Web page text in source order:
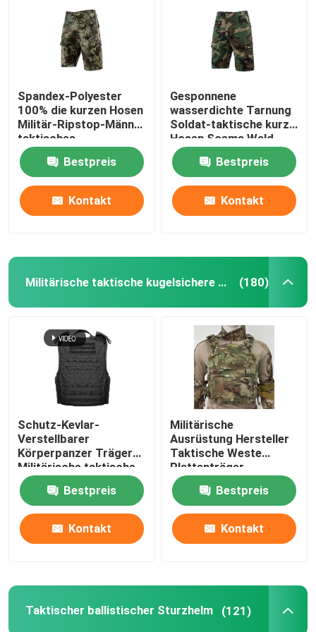
Videos
Über uns
Werksbesichtigung
Qualitätskontrolle
Neuigkeiten
Bitte um ein Angebot
Spandex-Polyester
100% die kurzen Hosen
Militär-Ripstop-Männer
taktisches
Bestpreis
Kontakt
Gesponnene
wasserdichte Tarnung
Soldat-taktische kurze
Hosen Soems Wald
Bestpreis
Kontakt
Militärische taktische kugelsichere Weste (180)
Schutz-Kevlar-
Verstellbarer
Körperpanzer Träger
Militärische taktische
kugelsichere Weste mit
NIJ IIIA Bestpreis
Kontakt
Militärische
Ausrüstung Hersteller
Taktische Weste
Plattenträger
Kugelsicher mit
militärischen
Standards NIJ IIIA
Bestpreis
Kontakt
Taktischer ballistischer Sturzhelm (121)